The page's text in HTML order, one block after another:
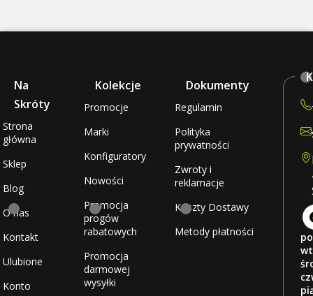
Na
Skróty
Strona
główna
Sklep
Blog
O nas
Kontakt
Ulubione
Konto
Kolekcje
Promocje
Marki
Konfiguratory
Nowości
Promocja
progów
rabatowych
Promocja
darmowej
wysyłki
Dokumenty
Regulamin
Polityka
prywatności
Zwroty i
reklamacje
Koszty Dostawy
Metody płatności